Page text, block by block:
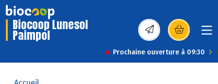
Biocoop Lunesol
Paimpol (s’ouvre dans une
Prochaine ouverture à 09:30